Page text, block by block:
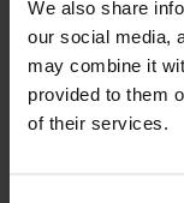
We also share
our social media,
may combine it
provided to them
of their services.
ελέγχου
χειριστές και οι
παρατηρήσουν
και να μην
βλάβης σε βασικά